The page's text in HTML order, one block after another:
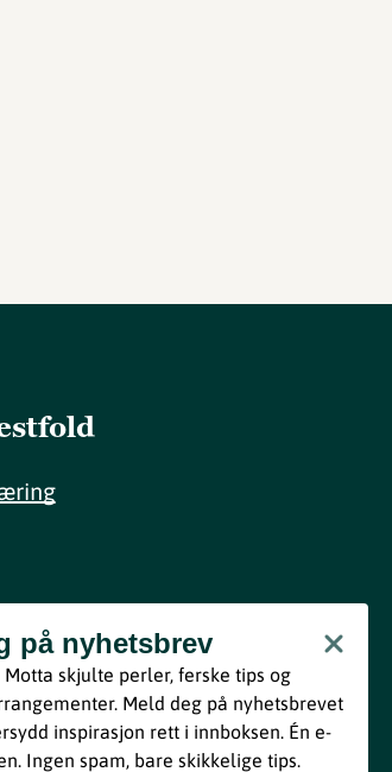
på nyhetsbrev
Bli med
godtar du våre vilkår i henhold til vår
.
på nyhetsbrev
skjulte perler, ferske tips og
Meld deg på nyhetsbrevet
inspirasjon rett i innboksen. Én e-
Ingen spam, bare skikkelige tips.